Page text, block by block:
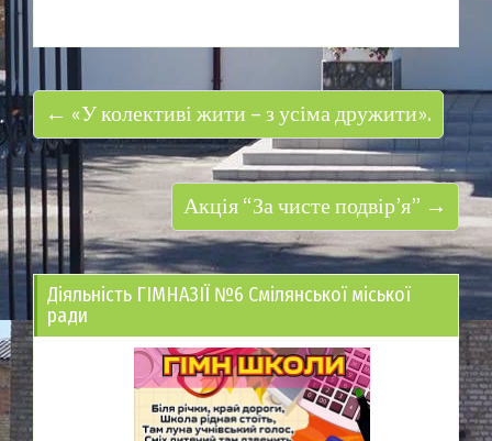
← «У колективі жити – з усіма дружити».
Акція “За чисте подвір’я” →
Діяльність ГІМНАЗІЇ №6 Смілянської міської
ради